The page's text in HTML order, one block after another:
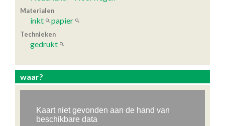
Materialen
inkt papier
Technieken
gedrukt
waar?